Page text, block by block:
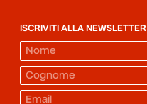
ISCRIVITI ALLA NEWSLETTER